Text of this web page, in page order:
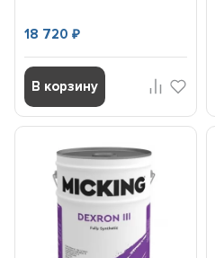
18 720₽
В корзину